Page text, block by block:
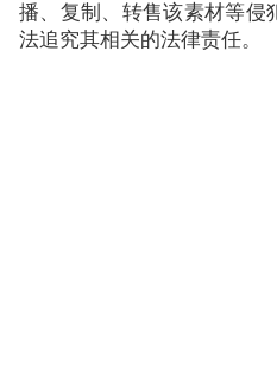
播、复制、转售该素材等侵
法追究其相关的法律责任。